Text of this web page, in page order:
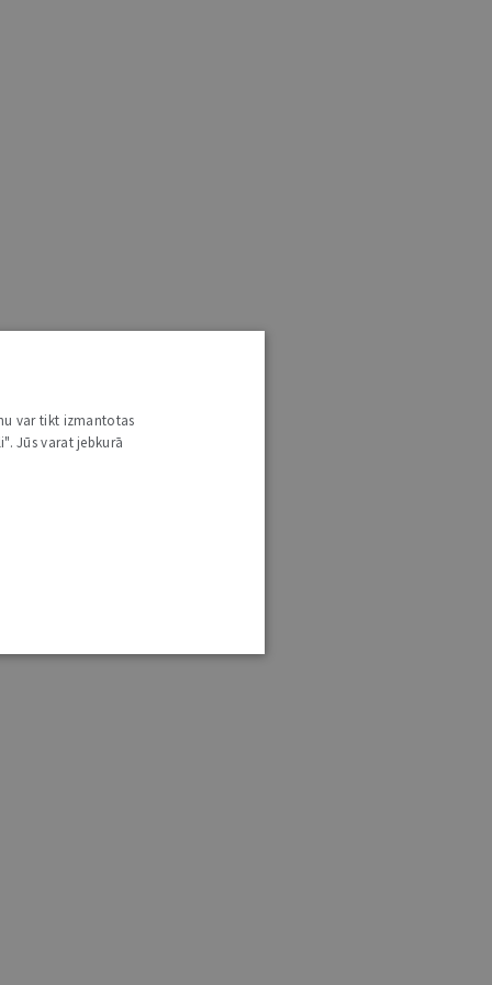
var tikt izmantotas
Jūs varat jebkurā